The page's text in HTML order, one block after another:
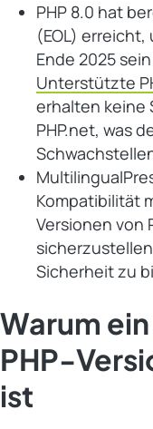
PHP 8.0 hat
(EOL) erreicht,
Ende 2025
Unterstützte
erhalten keine
PHP.net, was
Kompatibilität
Versionen von
Sicherheit zu
Warum
PHP-
ist